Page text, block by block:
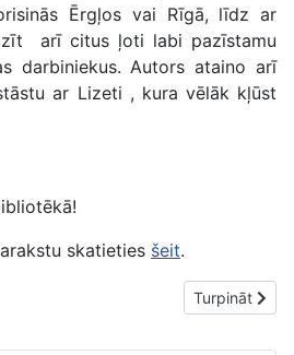
Ērgļos vai Rīgā, līdz ar
arī citus ļoti labi pazīstamu
darbiniekus. Autors ataino arī
ar Lizeti , kura vēlāk kļūst
skatieties šeit.
grāmatas Rēzeknes 2. bibliotēkā.
Nākamais
Turpināt